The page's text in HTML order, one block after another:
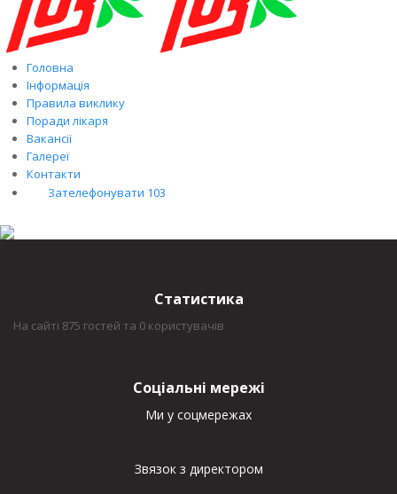
Головна
Інформація
Правила виклику
Поради лікаря
Вакансії
Галереї
Контакти
Зателефонувати 103
Статистика
На сайті 875 гостей та 0 користувачів
Соціальні мережі
Ми у соцмережах
Звязок з директором